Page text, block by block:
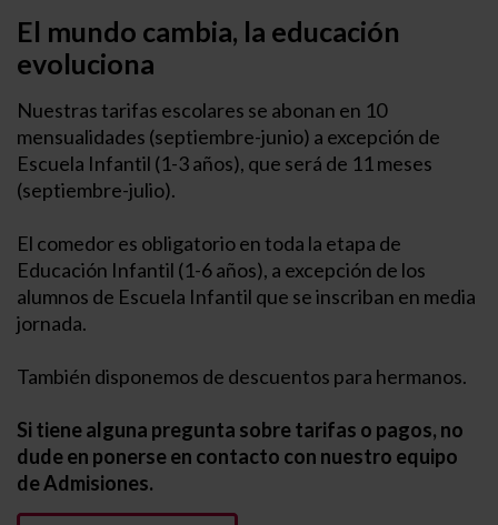
El mundo cambia, la educación
evoluciona
Nuestras tarifas escolares se abonan en 10
mensualidades (septiembre-junio) a excepción de
Escuela Infantil (1-3 años), que será de 11 meses
(septiembre-julio).
El comedor es obligatorio en toda la etapa de
Educación Infantil (1-6 años), a excepción de los
alumnos de Escuela Infantil que se inscriban en media
jornada.
También disponemos de descuentos para hermanos.
Si tiene alguna pregunta sobre tarifas o pagos, no
dude en ponerse en contacto con nuestro equipo
de Admisiones.